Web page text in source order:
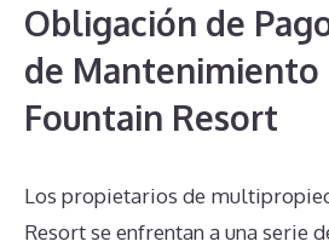
Obligación de
de Mantenimiento
Fountain Resort
Los propietarios de
Resort se enfrentan a una serie